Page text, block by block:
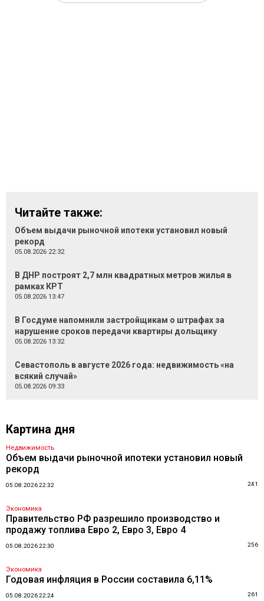
Читайте также:
Объем выдачи рыночной ипотеки установил новый
рекорд
05.08.2026 22:32
В ДНР построят 2,7 млн квадратных метров жилья в
рамках КРТ
05.08.2026 13:47
В Госдуме напомнили застройщикам о штрафах за
нарушение сроков передачи квартиры дольщику
05.08.2026 13:32
Севастополь в августе 2026 года: недвижимость «на
всякий случай»
05.08.2026 09:33
Картина дня
Недвижимость
Объем выдачи рыночной ипотеки установил новый
рекорд
05.08.2026 22:32 241
Экономика
Правительство РФ разрешило производство и
продажу топлива Евро 2, Евро 3, Евро 4
05.08.2026 22:30 256
Экономика
Годовая инфляция в России составила 6,11%
05.08.2026 22:24 261